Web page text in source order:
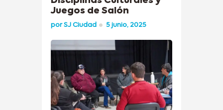
Juegos de Salón
porSJ Ciudad 5 junio, 2025